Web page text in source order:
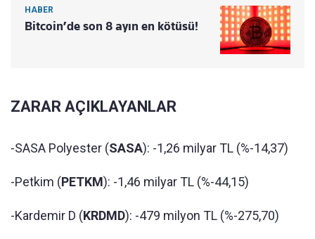
HABER
Bitcoin’de son 8 ayın en kötüsü!
ZARAR AÇIKLAYANLAR
-SASA Polyester (SASA): -1,26 milyar TL (%-14,37)
-Petkim (PETKM): -1,46 milyar TL (%-44,15)
-Kardemir D (KRDMD): -479 milyon TL (%-275,70)